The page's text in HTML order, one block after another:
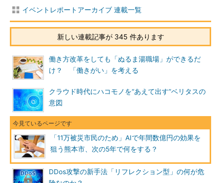
イベントレポートアーカイブ 連載一覧
新しい連載記事が 345 件あります
働き方改革をしても「ぬるま湯職場」ができるだ
け？ 「働きがい」を考える
クラウド時代にハコモノを“あえて出す”ベリタスの
意図
「11万被災市民のため」AIで年間数億円の効果を
狙う熊本市、次の5年で何をする？
DDos攻撃の新手法「リフレクション型」の何が危